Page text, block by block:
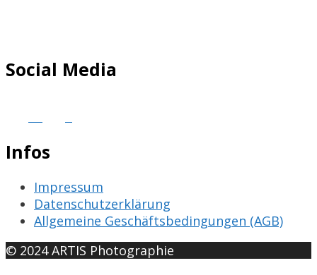
Social Media
Infos
Impressum
Datenschutzerklärung
Allgemeine Geschäftsbedingungen (AGB)
© 2024 ARTIS Photographie